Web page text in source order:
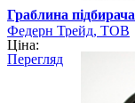
Граблина
Федерн Трейд, ТОВ
Ціна:
Перегляд